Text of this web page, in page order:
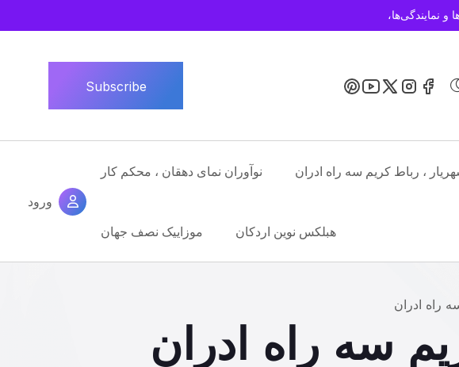
نمایندگی‌ها،
Subscribe
، رباط کریم سه راه ادران نوآوران نمای دهقان ، محکم کار
هبلکس نوین اردکان موزاییک نصف جهان
ورود
راه ادران
سه راه ادران